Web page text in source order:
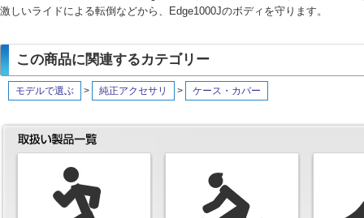
激しいライドによる転倒などから、Edge1000Jのボディを守ります。
この商品に関連するカテゴリー
モデルで選ぶ > 純正アクセサリ > ケース・カバー